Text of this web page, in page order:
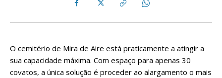
O cemitério de Mira de Aire está praticamente a atingir a
sua capacidade máxima. Com espaço para apenas 30
covatos, a única solução é proceder ao alargamento o mais